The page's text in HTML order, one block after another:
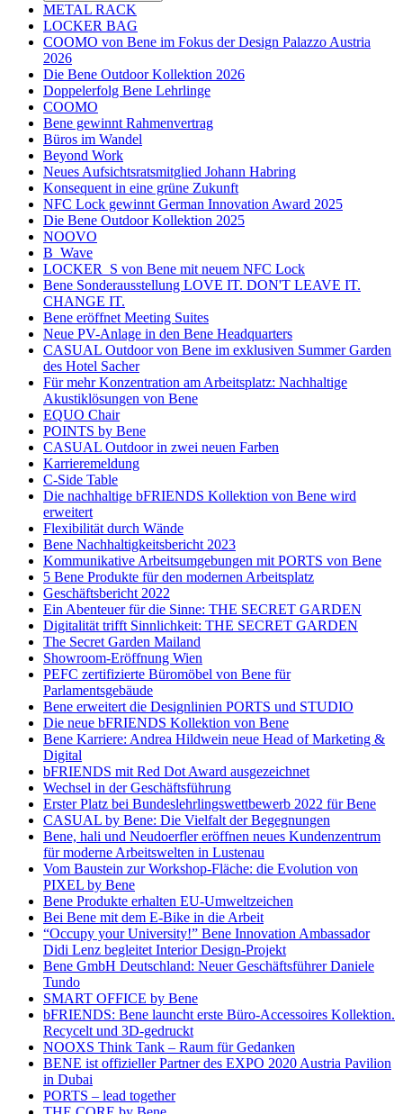
METAL RACK
LOCKER BAG
COOMO von Bene im Fokus der Design Palazzo Austria
2026
Die Bene Outdoor Kollektion 2026
Doppelerfolg Bene Lehrlinge
COOMO
Bene gewinnt Rahmenvertrag
Büros im Wandel
Beyond Work
Neues Aufsichtsratsmitglied Johann Habring
Konsequent in eine grüne Zukunft
NFC Lock gewinnt German Innovation Award 2025
Die Bene Outdoor Kollektion 2025
NOOVO
B_Wave
LOCKER_S von Bene mit neuem NFC Lock
Bene Sonderausstellung LOVE IT. DON'T LEAVE IT.
CHANGE IT.
Bene eröffnet Meeting Suites
Neue PV-Anlage in den Bene Headquarters
CASUAL Outdoor von Bene im exklusiven Summer Garden
des Hotel Sacher
Für mehr Konzentration am Arbeitsplatz: Nachhaltige
Akustiklösungen von Bene
EQUO Chair
POINTS by Bene
CASUAL Outdoor in zwei neuen Farben
Karrieremeldung
C-Side Table
Die nachhaltige bFRIENDS Kollektion von Bene wird
erweitert
Flexibilität durch Wände
Bene Nachhaltigkeitsbericht 2023
Kommunikative Arbeitsumgebungen mit PORTS von Bene
5 Bene Produkte für den modernen Arbeitsplatz
Geschäftsbericht 2022
Ein Abenteuer für die Sinne: THE SECRET GARDEN
Digitalität trifft Sinnlichkeit: THE SECRET GARDEN
The Secret Garden Mailand
Showroom-Eröffnung Wien
PEFC zertifizierte Büromöbel von Bene für
Parlamentsgebäude
Bene erweitert die Designlinien PORTS und STUDIO
Die neue bFRIENDS Kollektion von Bene
Bene Karriere: Andrea Hildwein neue Head of Marketing &
Digital
bFRIENDS mit Red Dot Award ausgezeichnet
Wechsel in der Geschäftsführung
Erster Platz bei Bundeslehrlingswettbewerb 2022 für Bene
CASUAL by Bene: Die Vielfalt der Begegnungen
Bene, hali und Neudoerfler eröffnen neues Kundenzentrum
für moderne Arbeitswelten in Lustenau
Vom Baustein zur Workshop-Fläche: die Evolution von
PIXEL by Bene
Bene Produkte erhalten EU-Umweltzeichen
Bei Bene mit dem E-Bike in die Arbeit
“Occupy your University!” Bene Innovation Ambassador
Didi Lenz begleitet Interior Design-Projekt
Bene GmbH Deutschland: Neuer Geschäftsführer Daniele
Tundo
SMART OFFICE by Bene
bFRIENDS: Bene launcht erste Büro-Accessoires Kollektion.
Recycelt und 3D-gedruckt
NOOXS Think Tank – Raum für Gedanken
BENE ist offizieller Partner des EXPO 2020 Austria Pavilion
in Dubai
PORTS – lead together